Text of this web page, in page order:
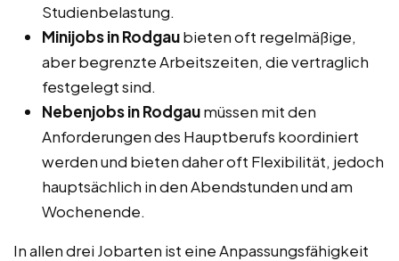
Studienbelastung.
Minijobs in Rodgaubieten oft regelmäßige,
aber begrenzte Arbeitszeiten, die vertraglich
festgelegt sind.
Nebenjobs in Rodgaumüssen mit den
Anforderungen des Hauptberufs koordiniert
werden und bieten daher oft Flexibilität, jedoch
hauptsächlich in den Abendstunden und am
Wochenende.
In allen drei Jobarten ist eine Anpassungsfähigkeit